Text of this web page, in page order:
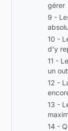
gérer
9 -
10 -
d'y
11 -
un
12 -
13 -
14 -